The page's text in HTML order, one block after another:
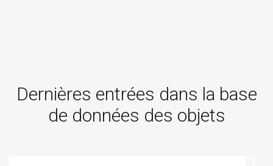
Dernières entrées dans la base
de données des objets